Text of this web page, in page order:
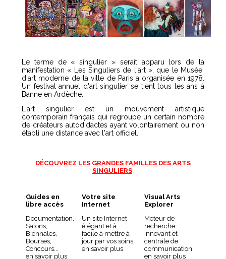
Le terme de « singulier » serait apparu lors de la
manifestation « Les Singuliers de l'art », que le Musée
d'art moderne de la ville de Paris a organisée en 1978.
Un festival annuel d'art singulier se tient tous les ans à
Banne en Ardèche.
L'art singulier est un mouvement artistique
contemporain français qui regroupe un certain nombre
de créateurs autodidactes ayant volontairement ou non
établi une distance avec l'art officiel.
DÉCOUVREZ LES GRANDES FAMILLES DES ARTS
SINGULIERS
Guides en
libre accès
Documentation,
Salons,
Biennales,
Bourses,
Concours...
en savoir plus
Votre site
Internet
Un site Internet
élégant et à
facile à mettre à
jour par vos soins.
en savoir plus
Visual Arts
Explorer
Moteur de
recherche
innovant et
centrale de
communication.
en savoir plus